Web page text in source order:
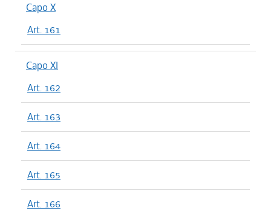
Capo X
Art. 161
Capo XI
Art. 162
Art. 163
Art. 164
Art. 165
Art. 166